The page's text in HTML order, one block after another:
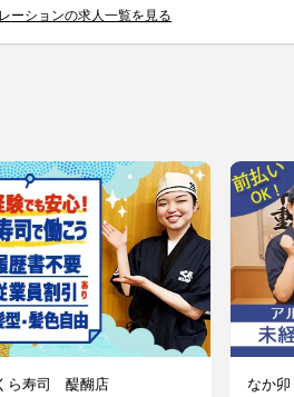
ーションの求人一覧を見る
ら寿司 醍醐店 なか